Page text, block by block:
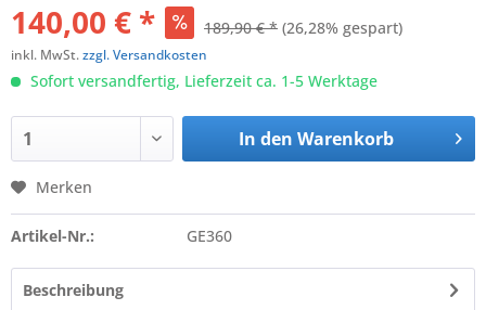
140,00 € * 189,90 € * (26,28% gespart)
inkl. MwSt.zzgl. Versandkosten
Sofort versandfertig, Lieferzeit ca. 1-5 Werktage
In den Warenkorb
Merken
Artikel-Nr.: GE360
Beschreibung